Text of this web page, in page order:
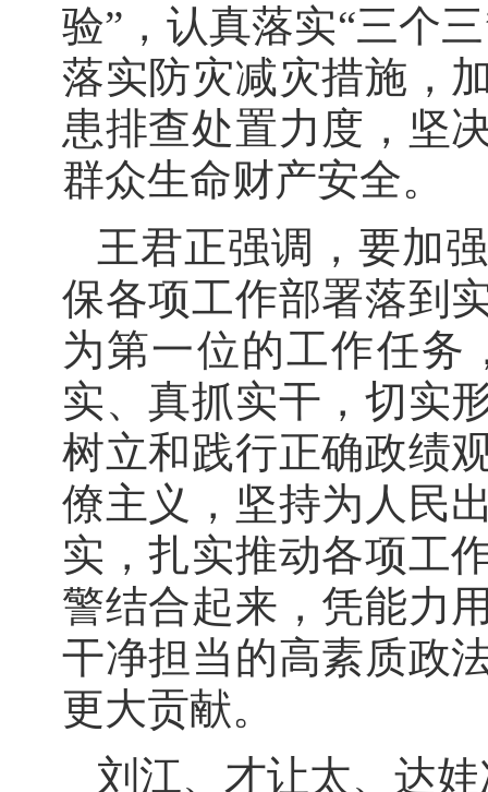
验”，认真落实“三个
落实防灾减灾措施，
患排查处置力度，坚
群众生命财产安全。
王君正强调，要加
保各项工作部署落到
为第一位的工作任务
实、真抓实干，切实
树立和践行正确政绩
僚主义，坚持为人民
实，扎实推动各项工
警结合起来，凭能力
干净担当的高素质政
更大贡献。
刘江、才让太、达